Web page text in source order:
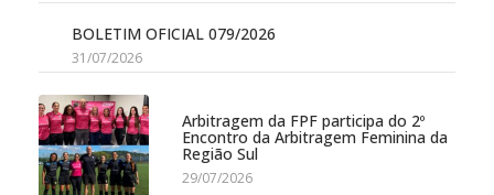
BOLETIM OFICIAL 079/2026
31/07/2026
Arbitragem da FPF participa do 2º
Encontro da Arbitragem Feminina da
Região Sul
29/07/2026